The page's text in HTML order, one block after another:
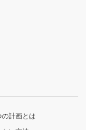
計画とは